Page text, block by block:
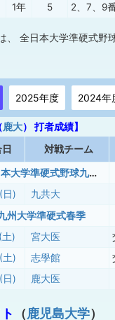
1年 5 2、7、9
、 全日本大学準硬式野
2025年度 2024年
鹿大） 打者成績】
対戦チーム
第78回全日本大学準硬式野球九州選手権大会
日) 九共大
州大学準硬式春季
) 宮大医
土)
志學館
日)
鹿大医
（鹿児島大学）